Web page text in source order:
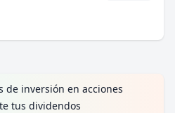
de inversión en acciones
tus dividendos